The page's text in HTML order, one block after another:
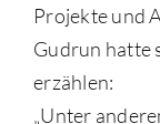
Projekte und
Gudrun hatte
erzählen:
„Unter